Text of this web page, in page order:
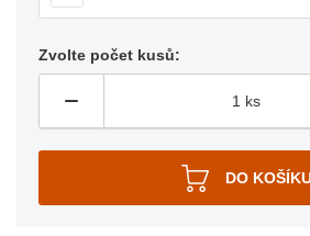
Zvolte počet kusů: